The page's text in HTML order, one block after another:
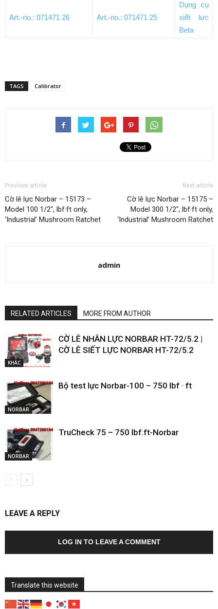
Art.-no.: 071471 26 Art.-no.: 071471 25
Dụng cụ
xiết lực
Beta
TAGS Calibrator
Previous article
Cờ lê lực Norbar – 15173 –
Model 100 1/2″, lbf·ft only,
‘Industrial’ Mushroom Ratchet
Next article
Cờ lê lực Norbar – 15175 –
Model 300 1/2″, lbf·ft only,
‘Industrial’ Mushroom Ratchet
admin
RELATED ARTICLES MORE FROM AUTHOR
KHÁC
CỜ LÊ NHÂN LỰC NORBAR HT-72/5.2 |
CỜ LÊ SIẾT LỰC NORBAR HT-72/5.2
NORBAR
Bộ test lực Norbar-100 – 750 lbf · ft
NORBAR
TruCheck 75 – 750 lbf.ft-Norbar
LEAVE A REPLY
LOG IN TO LEAVE A COMMENT
Translate this website